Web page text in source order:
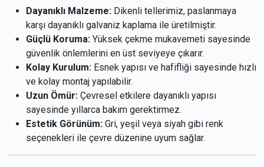
Dayanıklı Malzeme: Dikenli tellerimiz, paslanmaya
karşı dayanıklı galvaniz kaplama ile üretilmiştir.
Güçlü Koruma: Yüksek çekme mukavemeti sayesinde
güvenlik önlemlerini en üst seviyeye çıkarır.
Kolay Kurulum: Esnek yapısı ve hafifliği sayesinde hızlı
ve kolay montaj yapılabilir.
Uzun Ömür: Çevresel etkilere dayanıklı yapısı
sayesinde yıllarca bakım gerektirmez.
Estetik Görünüm: Gri, yeşil veya siyah gibi renk
seçenekleri ile çevre düzenine uyum sağlar.